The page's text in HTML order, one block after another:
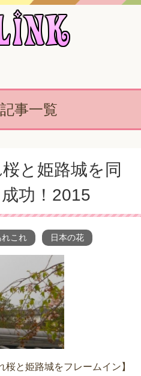
事一覧
と姫路城を同
功！2015
れこれ 日本の花
桜と姫路城をフレームイン】